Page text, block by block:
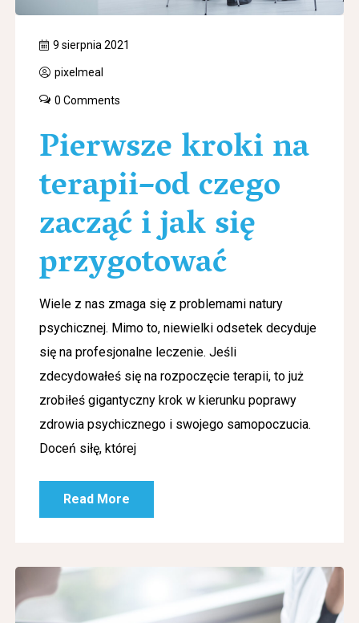
9 sierpnia 2021
pixelmeal
0 Comments
Pierwsze kroki na
terapii–od czego
zacząć i jak się
przygotować
Wiele z nas zmaga się z problemami natury
psychicznej. Mimo to, niewielki odsetek decyduje
się na profesjonalne leczenie. Jeśli
zdecydowałeś się na rozpoczęcie terapii, to już
zrobiłeś gigantyczny krok w kierunku poprawy
zdrowia psychicznego i swojego samopoczucia.
Doceń siłę, której
Read More